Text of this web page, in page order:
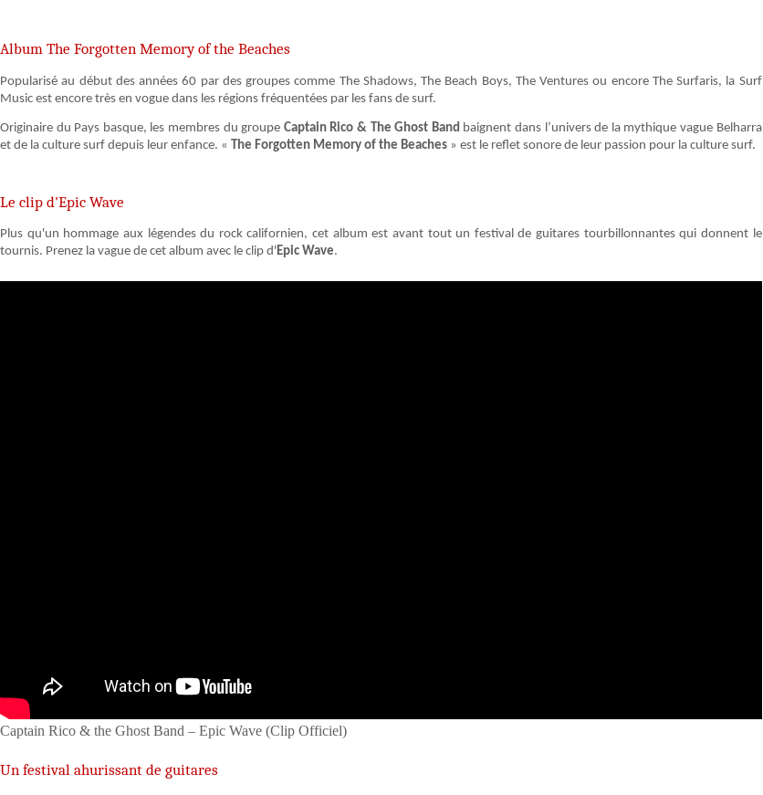
Album The Forgotten Memory of the Beaches
Popularisé au début des années 60 par des groupes comme The Shadows, The Beach Boys, The Ventures ou encore The Surfaris, la Surf
Music est encore très en vogue dans les régions fréquentées par les fans de surf.
Originaire du Pays basque, les membres du groupe Captain Rico & The Ghost Band baignent dans l’univers de la mythique vague Belharra
et de la culture surf depuis leur enfance. « The Forgotten Memory of the Beaches » est le reflet sonore de leur passion pour la culture surf.
Le clip d'Epic Wave
Plus qu'un hommage aux légendes du rock californien, cet album est avant tout un festival de guitares tourbillonnantes qui donnent le
tournis. Prenez la vague de cet album avec le clip d'Epic Wave.
Captain Rico & the Ghost Band – Epic Wave (Clip Officiel)
Un festival ahurissant de guitares